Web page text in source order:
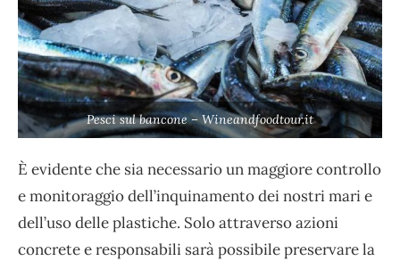
Pesci sul bancone – Wineandfoodtour.it
È evidente che sia necessario un maggiore controllo
e monitoraggio dell’inquinamento dei nostri mari e
dell’uso delle plastiche. Solo attraverso azioni
concrete e responsabili sarà possibile preservare la